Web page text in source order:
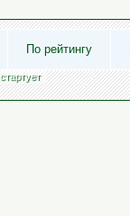
По рейтингу
стартует